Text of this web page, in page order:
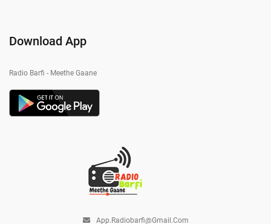
Download App
Radio Barfi - Meethe Gaane
App.radiobarfi@gmail.com